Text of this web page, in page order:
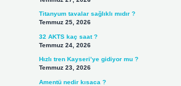
Titanyum tavalar sağlıklı mıdır ?
Temmuz 25, 2026
32 AKTS kaç saat ?
Temmuz 24, 2026
Hızlı tren Kayseri’ye gidiyor mu ?
Temmuz 23, 2026
Amentü nedir kısaca ?